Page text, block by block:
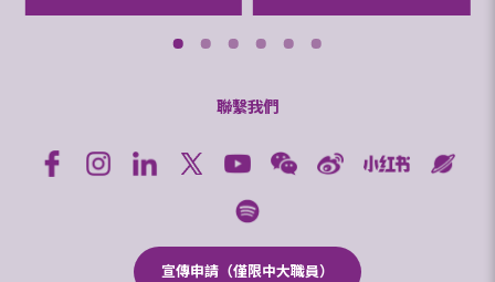
聯繫我們
宣傳申請（僅限中大職員）